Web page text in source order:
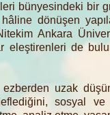
bünyesindeki bir
dönüşen
Ankara
eleştirenleri de
ezberden uzak
sosyal